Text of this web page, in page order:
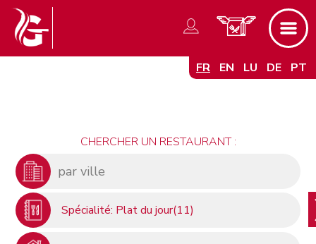
FR EN LU DE PT
CHERCHER UN RESTAURANT :
Spécialité: Plat du jour(11)